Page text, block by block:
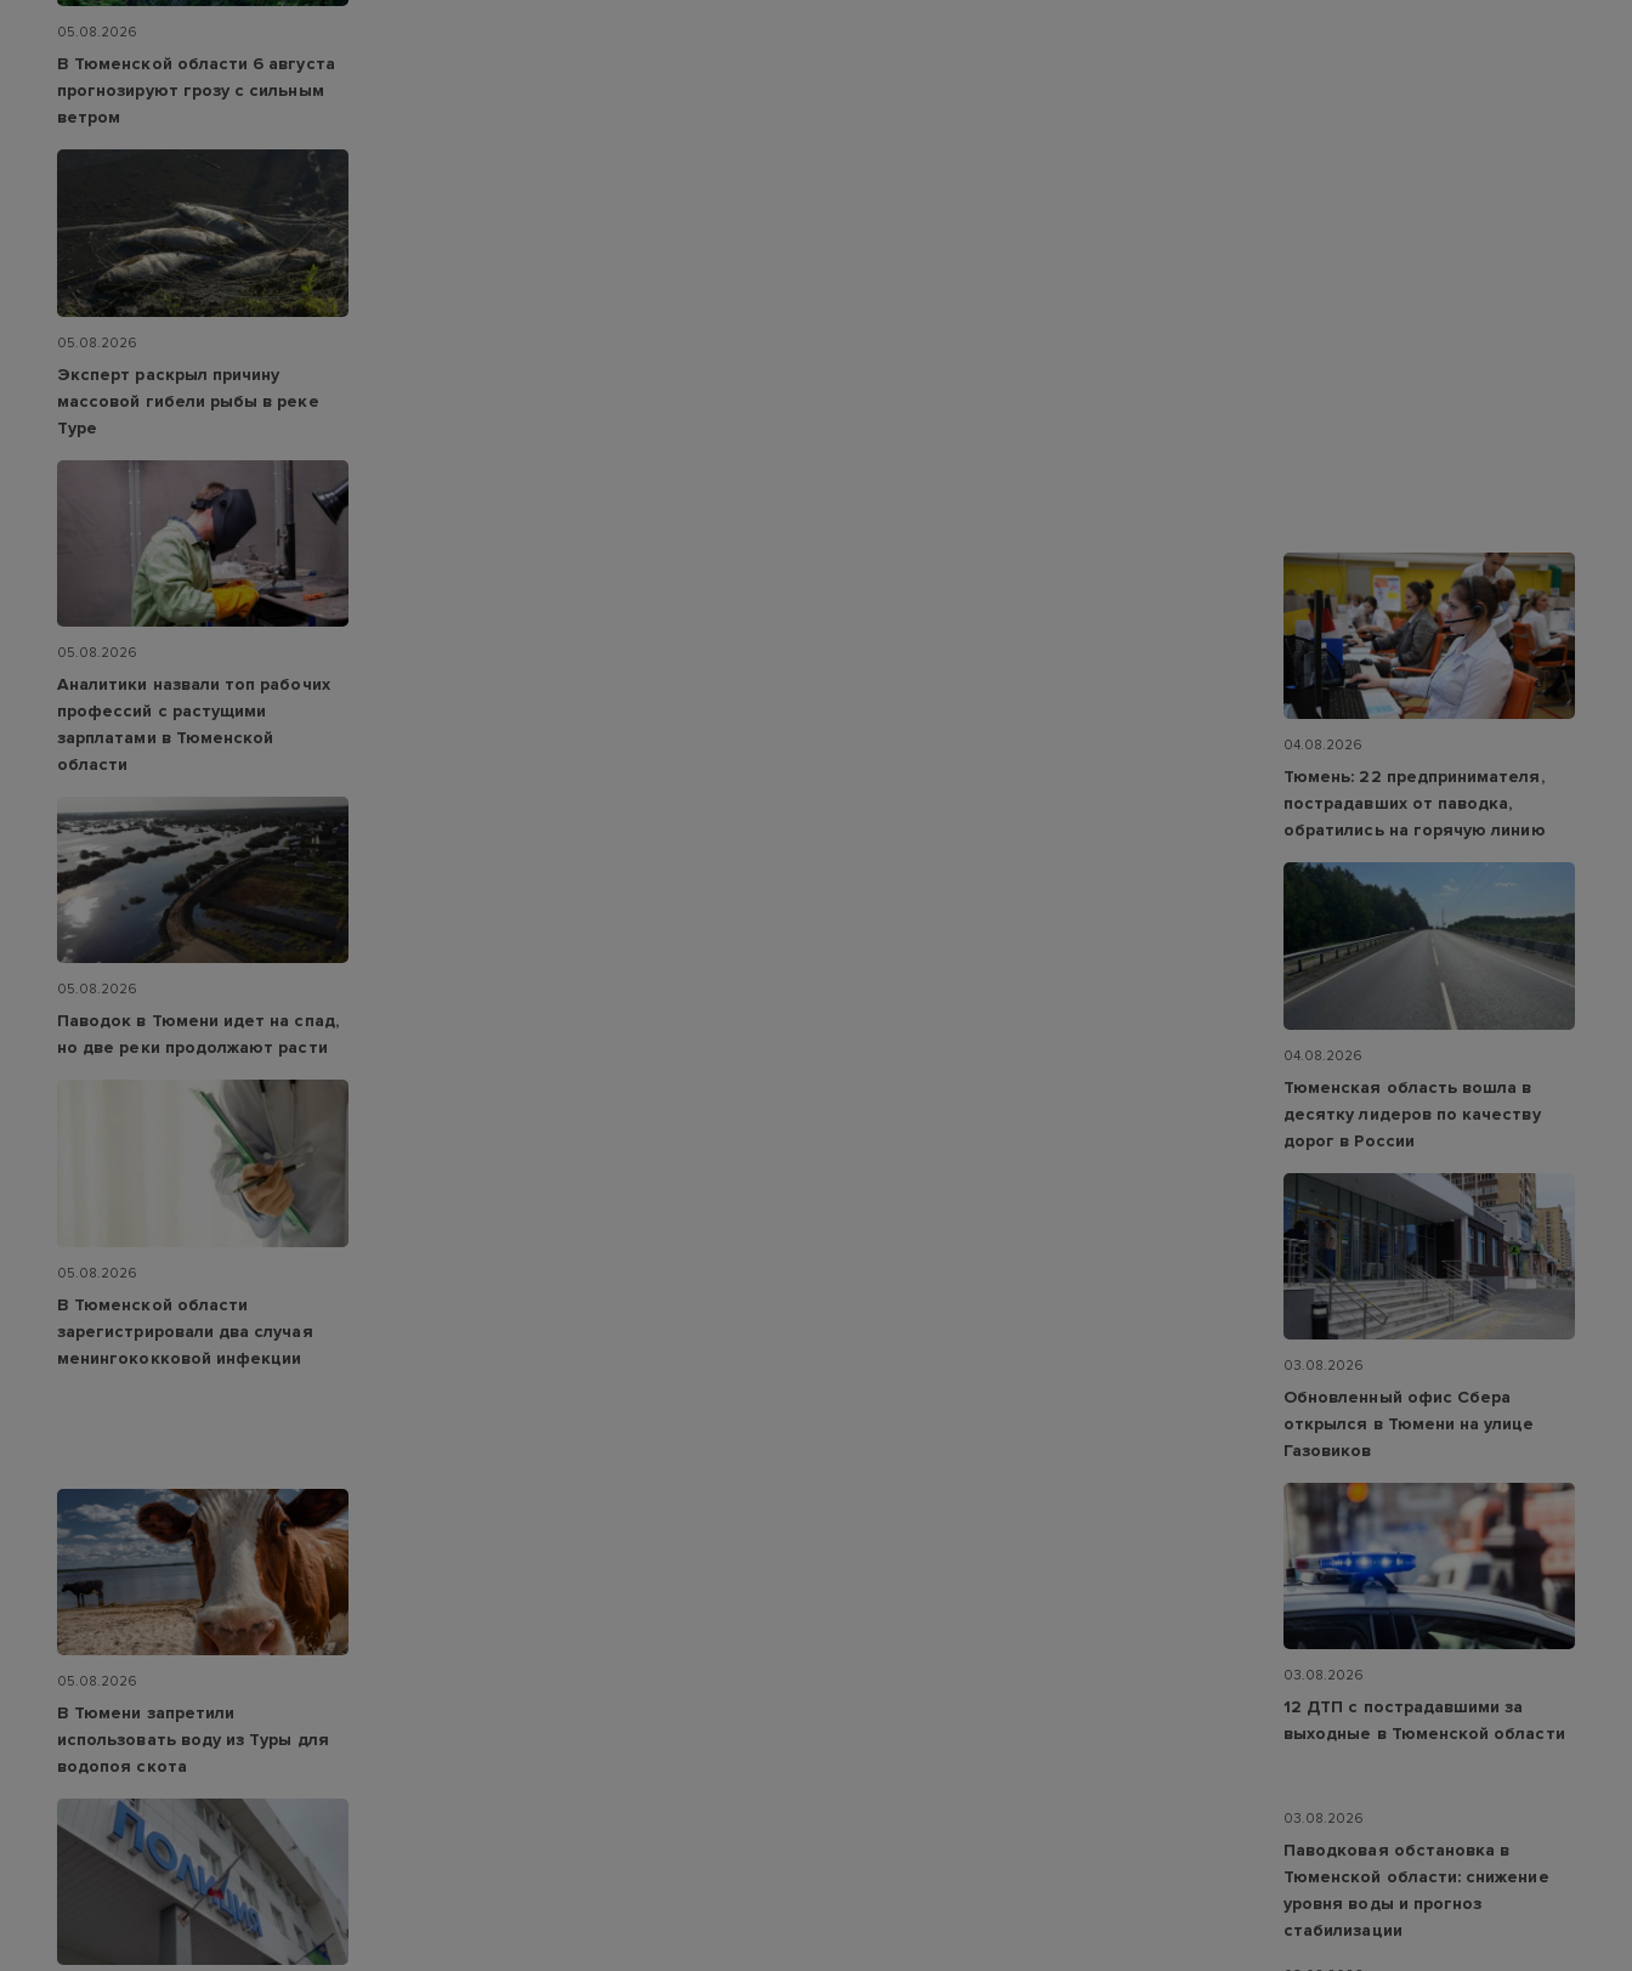
05.08.2026
В Тюменской области 6 августа
прогнозируют грозу с сильным
ветром
05.08.2026
Эксперт раскрыл причину
массовой гибели рыбы в реке
Туре
05.08.2026
Аналитики назвали топ рабочих
профессий с растущими
зарплатами в Тюменской
области
05.08.2026
Паводок в Тюмени идет на спад,
но две реки продолжают расти
05.08.2026
В Тюменской области
зарегистрировали два случая
менингококковой инфекции
05.08.2026
В Тюмени запретили
использовать воду из Туры для
водопоя скота
04.08.2026
Тюмень: 22 предпринимателя,
пострадавших от паводка,
обратились на горячую линию
04.08.2026
Тюменская область вошла в
десятку лидеров по качеству
дорог в России
03.08.2026
Обновленный офис Сбера
открылся в Тюмени на улице
Газовиков
03.08.2026
12 ДТП с пострадавшими за
выходные в Тюменской области
03.08.2026
Паводковая обстановка в
Тюменской области: снижение
уровня воды и прогноз
стабилизации